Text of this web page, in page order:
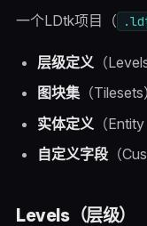
一个LDtk项目（
层级定义 （
图块集（
实体定义 （
自定义字段（
Levels（层级）